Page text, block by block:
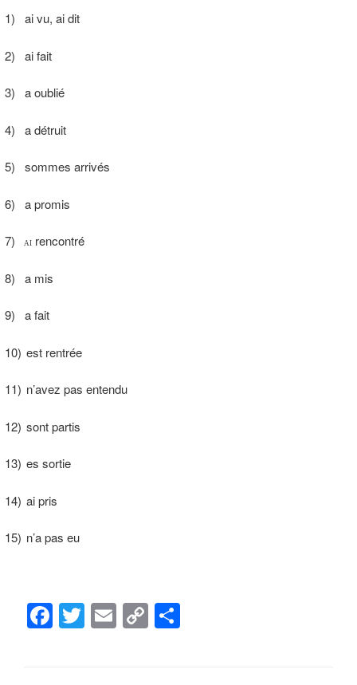
1) ai vu, ai dit
2) ai fait
3) a oublié
4) a détruit
5) sommes arrivés
6) a promis
7) AI rencontré
8) a mis
9) a fait
10) est rentrée
11) n’avez pas entendu
12) sont partis
13) es sortie
14) ai pris
15) n’a pas eu
F T E C